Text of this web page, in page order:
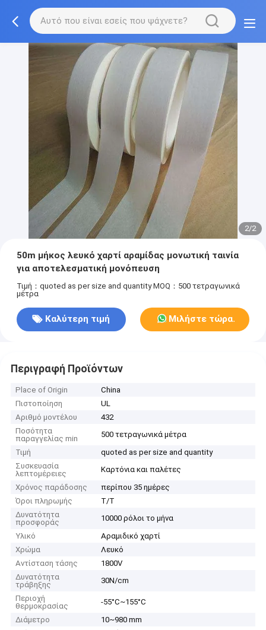
2/2
50m μήκος λευκό χαρτί αραμίδας μονωτική ταινία
για αποτελεσματική μονόπευση
Τιμή：quoted as per size and quantity MOQ：500 τετραγωνικά
μέτρα
Καλύτερη τιμή Μιλήστε τώρα.
Περιγραφή Προϊόντων
Place of Origin
China
Πιστοποίηση
UL
Αριθμό μοντέλου
432
Ποσότητα
παραγγελίας min
500 τετραγωνικά μέτρα
Τιμή
quoted as per size and quantity
Συσκευασία
λεπτομέρειες
Καρτόνια και παλέτες
Χρόνος παράδοσης
περίπου 35 ημέρες
Όροι πληρωμής
Τ/Τ
Δυνατότητα
προσφοράς
10000 ρόλοι το μήνα
Υλικό
Αραμιδικό χαρτί
Χρώμα
Λευκό
Αντίσταση τάσης
1800V
Δυνατότητα
τράβηξης
30N/cm
Περιοχή
θερμοκρασίας
-55°C~155°C
Διάμετρο
10~980 mm